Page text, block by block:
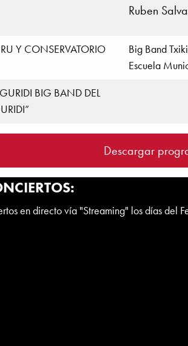
Ruben
Y CONSERVATORIO
Big Band
Escuela
BIG BAND DEL
Descargar
en directo vía "Streaming" los días del